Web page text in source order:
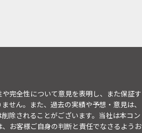
完全性について意見を表明し、また保証す
せん。また、過去の実績や予想・意見は、
除されることがございます。当社は本コン
お客様ご自身の判断と責任でなさるようお